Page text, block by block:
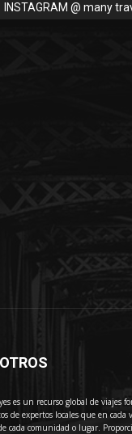
INSTAGRAM @ many
es un recurso global de viajes
de expertos locales que en cada
cada comunidad o lugar.